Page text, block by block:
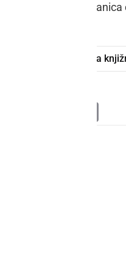
se ji je zahvalila
Splošna